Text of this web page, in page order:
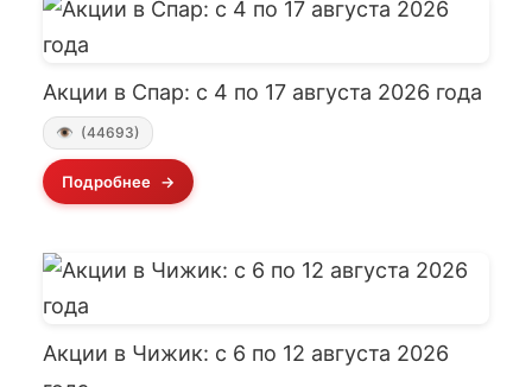
Акции в Спар: с 4 по 17 августа 2026 года
(44693)
Подробнее
Акции в Чижик: с 6 по 12 августа 2026